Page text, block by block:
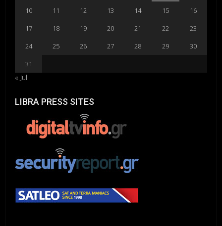
10
11 12 13 14 15
16
17
18 19 20 21 22
23
24
25 26 27 28 29
30
31
« Jul
LIBRA PRESS SITES